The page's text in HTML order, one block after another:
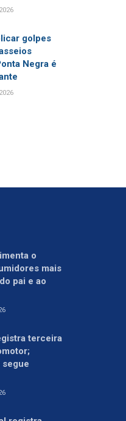
golpes
Negra é
o
mais
pai e ao
terceira
segue